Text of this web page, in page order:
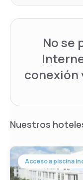
No se
conexión
Nuestros
Acceso a piscina